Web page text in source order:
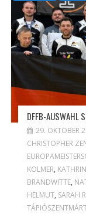
DFFB-AUSWAHL
29. OKTOBER
CHRISTOPHER
KOLMER,
BRANDWITTE,
HELMUT, SARAH